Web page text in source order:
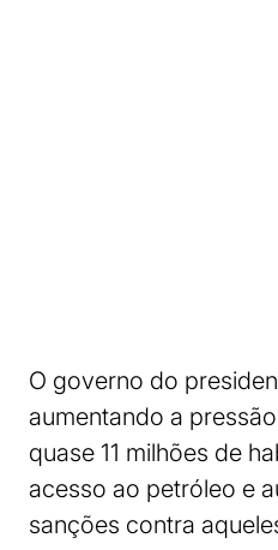
O governo do
aumentando a
quase 11 milhões de
acesso ao petróleo e
sanções contra